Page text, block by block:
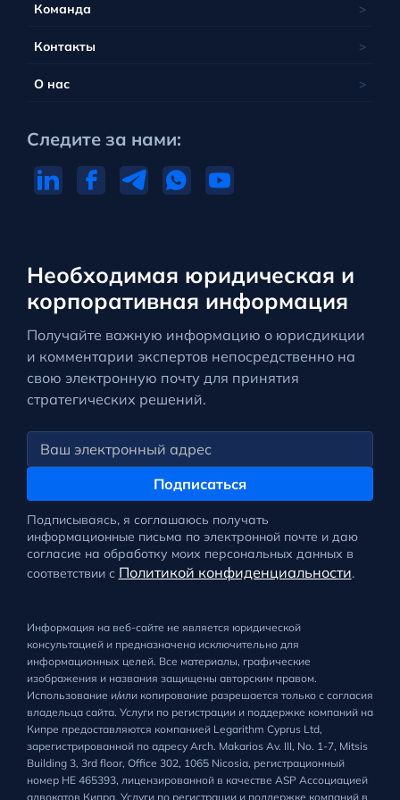
Необходимая юридическая и
корпоративная информация
Получайте важную информацию о юрисдикции
и комментарии экспертов непосредственно на
свою электронную почту для принятия
стратегических решений.
Подписаться
Подписываясь, я соглашаюсь получать
информационные письма по электронной почте и даю
согласие на обработку моих персональных данных в
соответствии с Политикой конфиденциальности.
Команда
Контакты
О нас
Следите за нами:
Информация на веб-сайте не является юридической
консультацией и предназначена исключительно для
информационных целей. Все материалы, графические
изображения и названия защищены авторским правом.
Использование и/или копирование разрешается только с согласия
владельца сайта. Услуги по регистрации и поддержке компаний на
Кипре предоставляются компанией Legarithm Cyprus Ltd,
зарегистрированной по адресу Arch. Makarios Av. III, No. 1-7, Mitsis
Building 3, 3rd floor, Office 302, 1065 Nicosia, регистрационный
номер HE 465393, лицензированной в качестве ASP Ассоциацией
адвокатов Кипра. Услуги по регистрации и поддержке компаний в